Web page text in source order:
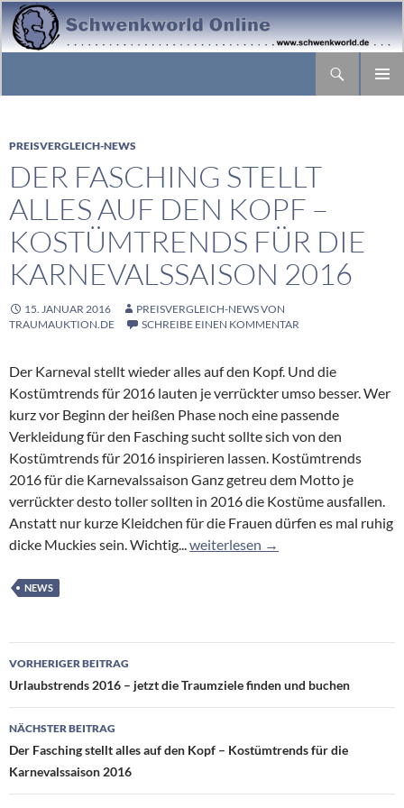
PREISVERGLEICH-NEWS
DER FASCHING STELLT
ALLES AUF DEN KOPF –
KOSTÜMTRENDS FÜR DIE
KARNEVALSSAISON 2016
15. JANUAR 2016
PREISVERGLEICH-NEWS VON
TRAUMAUKTION.DE
SCHREIBE EINEN KOMMENTAR
Der Karneval stellt wieder alles auf den Kopf. Und die
Kostümtrends für 2016 lauten je verrückter umso besser. Wer
kurz vor Beginn der heißen Phase noch eine passende
Verkleidung für den Fasching sucht sollte sich von den
Kostümtrends für 2016 inspirieren lassen. Kostümtrends
2016 für die Karnevalssaison Ganz getreu dem Motto je
verrückter desto toller sollten in 2016 die Kostüme ausfallen.
Anstatt nur kurze Kleidchen für die Frauen dürfen es mal ruhig
dicke Muckies sein. Wichtig...Provision auf Reisen
weiterlesen →
NEWS
Beitragsnavigation
VORHERIGER BEITRAG
Urlaubstrends 2016 – jetzt die Traumziele finden und buchen
NÄCHSTER BEITRAG
Der Fasching stellt alles auf den Kopf – Kostümtrends für die
Karnevalssaison 2016